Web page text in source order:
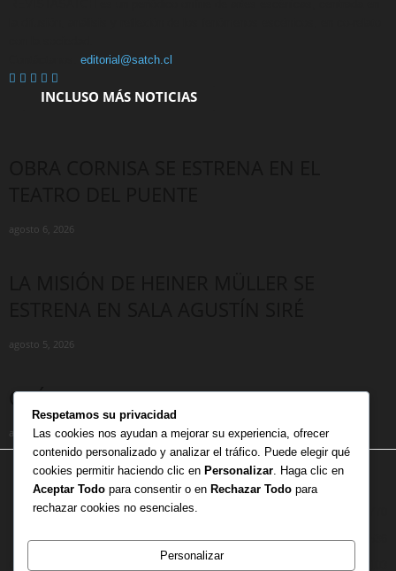
editorial@satch.cl
INCLUSO MÁS NOTICIAS
agosto 6, 2026
agosto 5, 2026
CRÓNICA DE LA MUJER MENOS MUJER
agosto 4, 2026
CATEGORÍA POPULAR
BIBLIOTECA
NOTICIAS
Respetamos su privacidad
Las cookies nos ayudan a mejorar su experiencia, ofrecer
contenido personalizado y analizar el tráfico. Puede elegir qué
cookies permitir haciendo clic en Personalizar . Haga clic en
Aceptar Todo para consentir o en Rechazar Todo para
rechazar cookies no esenciales.
Personalizar